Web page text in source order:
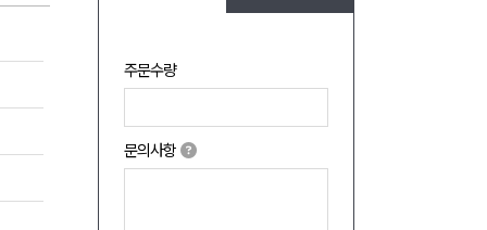
주문수량
문의사항